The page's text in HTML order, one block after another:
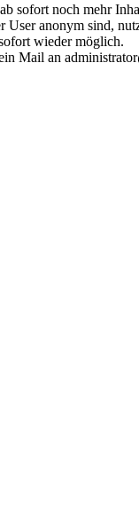
sofort noch mehr
anonym sind,
wieder möglich.
Mail an